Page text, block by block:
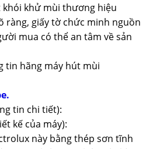
khói khử mùi thương hiệu
ràng, giấy tờ chức minh nguồn
mua có thể an tâm về sản
tin hãng máy hút mùi
tin chi tiết):
kế của máy):
này bằng thép sơn tĩnh